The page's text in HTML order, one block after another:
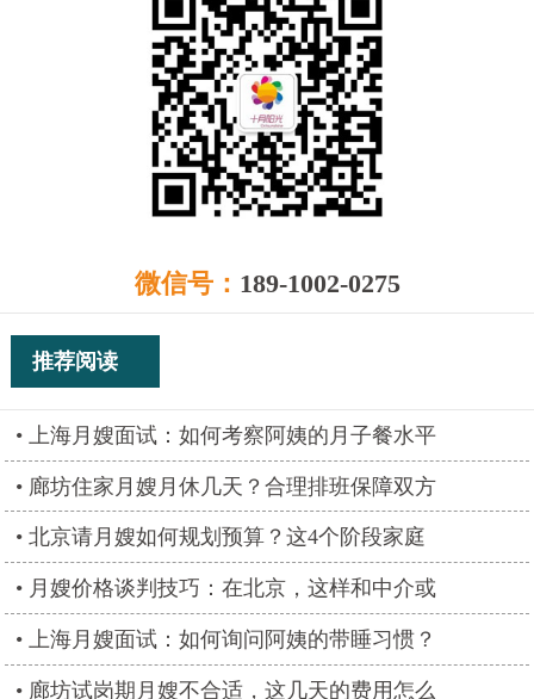
微信号： 189-1002-0275
推荐阅读
上海月嫂面试：如何考察阿姨的月子餐水平
廊坊住家月嫂月休几天？合理排班保障双方
北京请月嫂如何规划预算？这4个阶段家庭
月嫂价格谈判技巧：在北京，这样和中介或
上海月嫂面试：如何询问阿姨的带睡习惯？
廊坊试岗期月嫂不合适，这几天的费用怎么